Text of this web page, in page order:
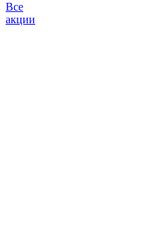
Все
акции